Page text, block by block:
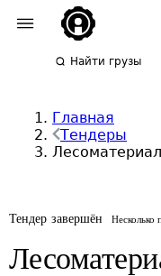
Найти грузы
Главная
Тендеры
Тендер завершён Несколько